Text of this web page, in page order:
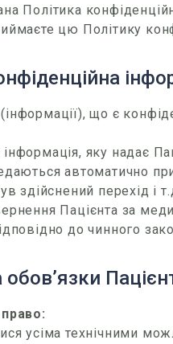
Політика
цю Політику
що є
яку надає
автоматично
здійснений перехід і
Пацієнта за
до чинного
обов’язки
усіма технічними